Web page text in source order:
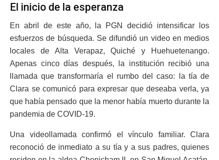
El inicio de la esperanza
En abril de este año, la PGN decidió intensificar los
esfuerzos de búsqueda. Se difundió un video en medios
locales de Alta Verapaz, Quiché y Huehuetenango.
Apenas cinco días después, la institución recibió una
llamada que transformaría el rumbo del caso: la tía de
Clara se comunicó para expresar que deseaba verla, ya
que había pensado que la menor había muerto durante la
pandemia de COVID-19.
Una videollamada confirmó el vínculo familiar. Clara
reconoció de inmediato a su tía y a sus padres, quienes